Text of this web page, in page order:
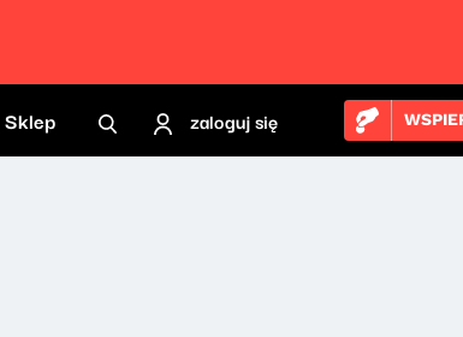
Sklep zaloguj się